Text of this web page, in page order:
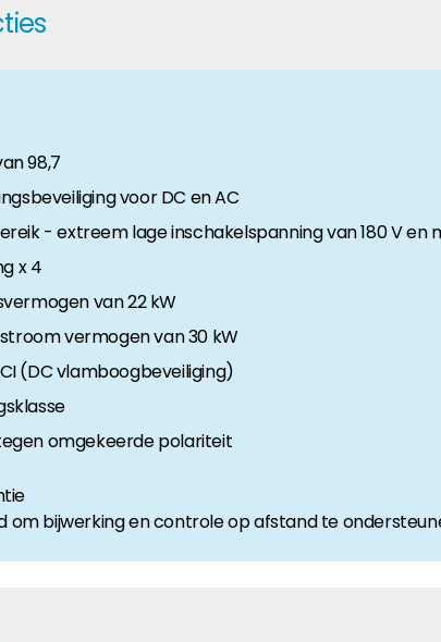
98,7
voor DC en AC
- extreem lage inschakelspanning van 180 V en
x 4
van 22 kW
vermogen van 30 kW
(DC vlamboogbeveiliging)
omgekeerde polariteit
om bijwerking en controle op afstand te